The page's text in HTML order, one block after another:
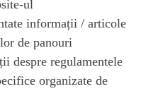
ul
informații / articole
de panouri
despre regulamentele
organizate de